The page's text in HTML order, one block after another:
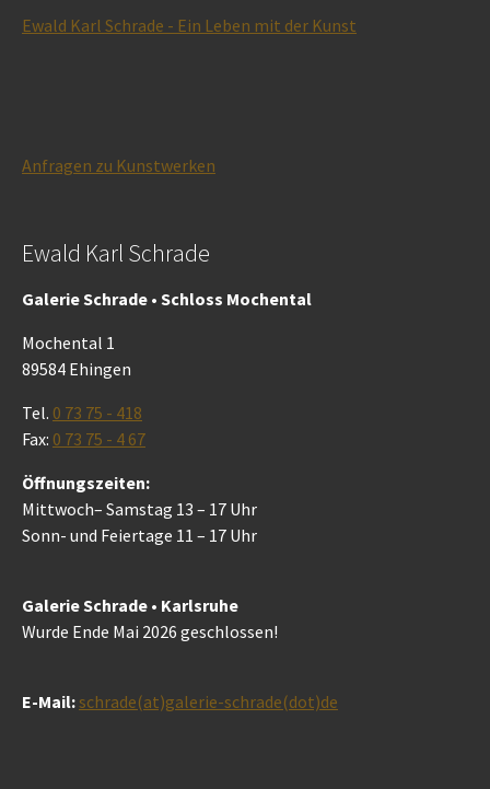
Ewald Karl Schrade - Ein Leben mit der Kunst
Anfragen zu Kunstwerken
Ewald Karl Schrade
Galerie Schrade • Schloss Mochental
Mochental 1
89584 Ehingen
Tel. 0 73 75 - 418
Fax: 0 73 75 - 4 67
Öffnungszeiten:
Mittwoch– Samstag 13 – 17 Uhr
Sonn- und Feiertage 11 – 17 Uhr
Galerie Schrade • Karlsruhe
Wurde Ende Mai 2026 geschlossen!
E-Mail:schrade(at)galerie-schrade(dot)de